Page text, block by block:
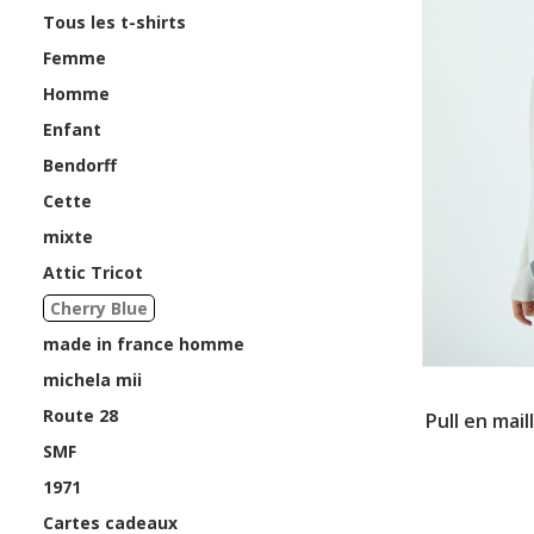
Tous les t-shirts
Femme
Homme
Enfant
Bendorff
Cette
mixte
Attic Tricot
Cherry Blue
made in france homme
michela mii
Route 28
SMF
1971
Cartes cadeaux
Pull en